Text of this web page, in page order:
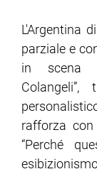
L'Argentina
parziale e
in scena
rafforza
“Perché